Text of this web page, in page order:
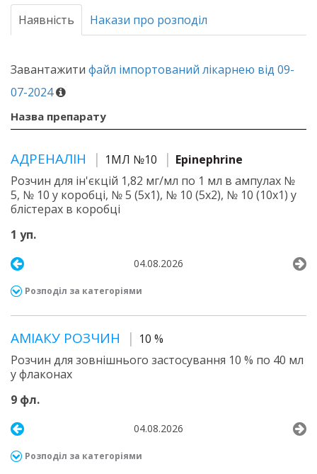
Наявність Накази про розподіл
Завантажити файл імпортований лікарнею від 09-
07-2024
Назва препарату
АДРЕНАЛІН 1МЛ №10
Epinephrine
Розчин для ін'єкцій 1,82 мг/мл по 1 мл в ампулах №
5, № 10 у коробці, № 5 (5х1), № 10 (5х2), № 10 (10х1) у
блістерах в коробці
1 уп.
04.08.2026
Розподіл за категоріями
АМІАКУ РОЗЧИН
10 %
Розчин для зовнішнього застосування 10 % по 40 мл
у флаконах
9 фл.
04.08.2026
Розподіл за категоріями